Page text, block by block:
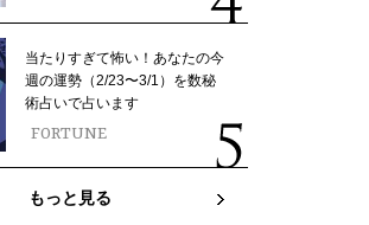
当たりすぎて怖い！あなたの今
週の運勢（2/23〜3/1）を数秘
術占いで占います
FORTUNE
もっと見る